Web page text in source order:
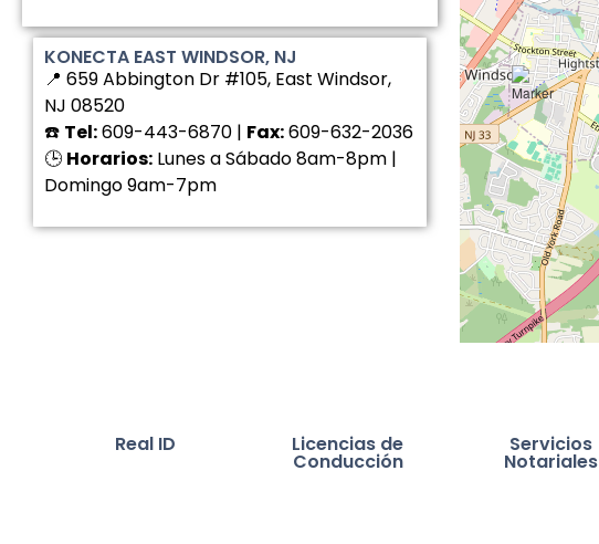
KONECTA EAST WINDSOR, NJ
📍 659 Abbington Dr #105, East Windsor,
NJ 08520
☎️ Tel:609-443-6870 | Fax:609-632-2036
🕒 Horarios: Lunes a Sábado 8am-8pm |
Domingo 9am-7pm
Real ID Licencias de
Conducción
Servicios
Notariales